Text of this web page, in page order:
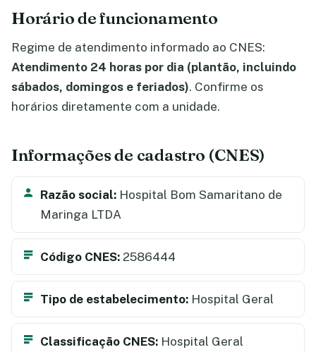
Horário de funcionamento
Regime de atendimento informado ao CNES:
Atendimento 24 horas por dia (plantão, incluindo
sábados, domingos e feriados). Confirme os
horários diretamente com a unidade.
Informações de cadastro (CNES)
Razão social: Hospital Bom Samaritano de
Maringa LTDA
Código CNES: 2586444
Tipo de estabelecimento: Hospital Geral
Classificação CNES: Hospital Geral